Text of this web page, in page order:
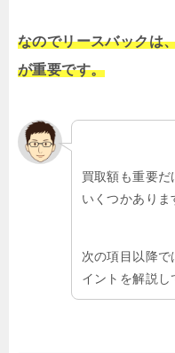
なのでリースバックは
が重要です。
買取額も重要
いくつかありま
次の項目以降
イントを解説し